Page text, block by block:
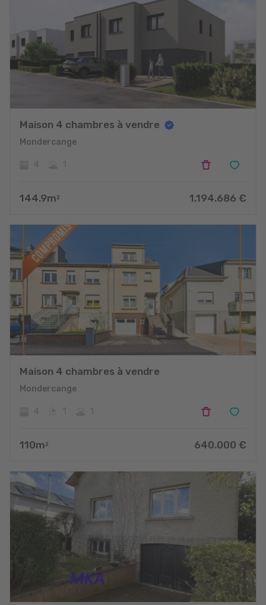
Maison 4 chambres à vendre
Mondercange
144.9m 2 1.194.686 €
Maison 4 chambres à vendre
Mondercange
110m 2 640.000 €